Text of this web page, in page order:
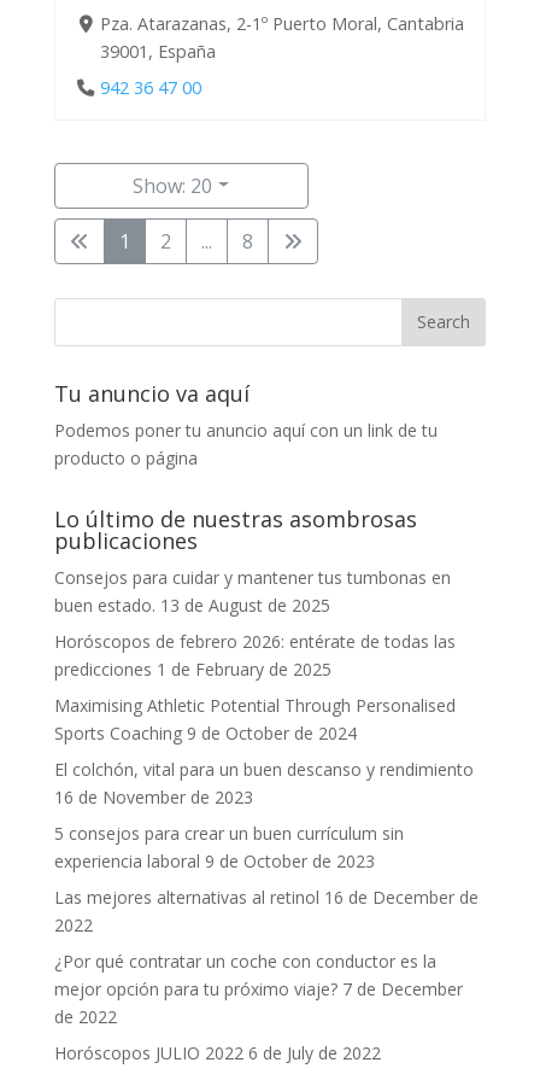
Pza. Atarazanas, 2-1º Puerto Moral, Cantabria
39001, España
942 36 47 00
Show: 20
1 2 ... 8
Tu anuncio va aquí
Podemos poner tu anuncio aquí con un link de tu
producto o página
Lo último de nuestras asombrosas
publicaciones
Consejos para cuidar y mantener tus tumbonas en
buen estado. 13 de August de 2025
Horóscopos de febrero 2026: entérate de todas las
predicciones 1 de February de 2025
Maximising Athletic Potential Through Personalised
Sports Coaching 9 de October de 2024
El colchón, vital para un buen descanso y rendimiento
16 de November de 2023
5 consejos para crear un buen currículum sin
experiencia laboral 9 de October de 2023
Las mejores alternativas al retinol 16 de December de
2022
¿Por qué contratar un coche con conductor es la
mejor opción para tu próximo viaje? 7 de December
de 2022
Horóscopos JULIO 2022 6 de July de 2022